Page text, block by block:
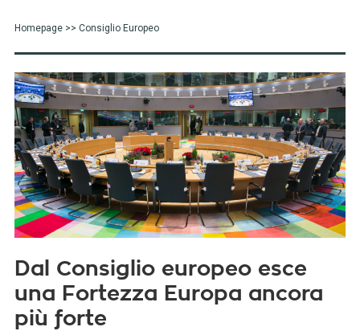
Homepage>> Consiglio Europeo
Dal Consiglio europeo esce
una Fortezza Europa ancora
più forte